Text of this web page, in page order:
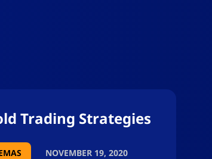
Trading Strategies
NOVEMBER 19, 2020